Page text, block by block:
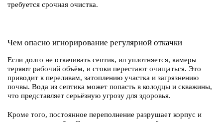
требуется срочная очистка.
Чем опасно игнорирование регулярной откачки
Если долго не откачивать септик, ил уплотняется, камеры
теряют рабочий объём, и стоки перестают очищаться. Это
приводит к переливам, затоплению участка и загрязнению
почвы. Вода из септика может попасть в колодцы и скважины,
что представляет серьёзную угрозу для здоровья.
Кроме того, постоянное переполнение разрушает корпус и